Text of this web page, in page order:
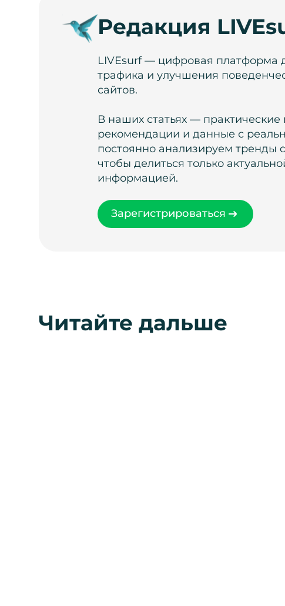
Редакция
LIVEsurf — цифровая платформа
трафика и улучшения
сайтов.
В наших статьях — практические
рекомендации и данные с
постоянно анализируем тренды
чтобы делиться только
информацией.
Зарегистрироваться
Читайте дальше